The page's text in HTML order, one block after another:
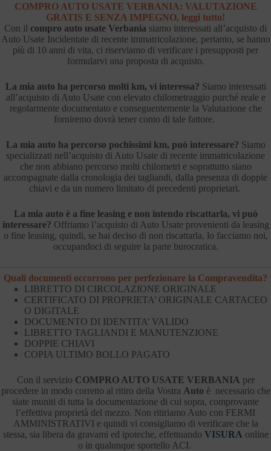
COMPRO AUTO USATE VERBANIA: VALUTAZIONE
GRATIS E SENZA IMPEGNO, leggi tutto!
Con il compro auto usate Verbania siamo interessati all’acquisto di
Auto Usate Incidentate di recente immatricolazione, pertanto, se hanno
più di 10 anni di vita, ci riserviamo di verificare i presupposti per
formularvi una proposta di acquisto.
La mia auto ha percorso molti km, vi interessa? Siamo interessati
all’acquisto di Auto Usate con elevato chilometraggio purché reale e
regolarmente documentato e conseguentemente la Valutazione che
forniremo dovrà tener conto di tale fattore.
La mia auto ha percorso pochissimi km, può interessare? Siamo
specializzati nell’acquisto di Auto Usate di recente immatricolazione
che non abbiano percorso molti chilometri e soprattutto siano
accompagnate dalla cronologia dei tagliandi, dalla presenza di doppie
chiavi e da un numero limitato di precedenti proprietari.
La mia auto è a fine leasing e non intendo riscattarla, vi può
interessare? Offriamo l’acquisto di Auto Usate provenienti da leasing
o fine leasing, quindi, se hai deciso di non riscattarla, lo facciamo noi,
occupandoci di seguire la parte burocratica.
Quali documenti occorrono per perfezionare la Compravendita?
LIBRETTO DI CIRCOLAZIONE ORIGINALE
CERTIFICATO DI PROPRIETA’ ORIGINALE CARTACEO
O DIGITALE
DOCUMENTO DI IDENTITA’ VALIDO
LIBRETTO TAGLIANDI E MANUTENZIONE
DOPPIE CHIAVI
COPIA ULTIMO BOLLO PAGATO
Con il servizio COMPRO AUTO USATE VERBANIA per
procedere in modo corretto al ritiro della Vostra Auto è necessario che
siate muniti di tutta la documentazione di cui sopra, comprovante
l’effettiva proprietà del mezzo. Non ritiriamo Auto con FERMI
AMMINISTRATIVI e quindi vi consigliamo di verificare che la
stessa, sia libera da gravami ed ipoteche, effettuando VISURA online
o in qualunque sportello ACI.